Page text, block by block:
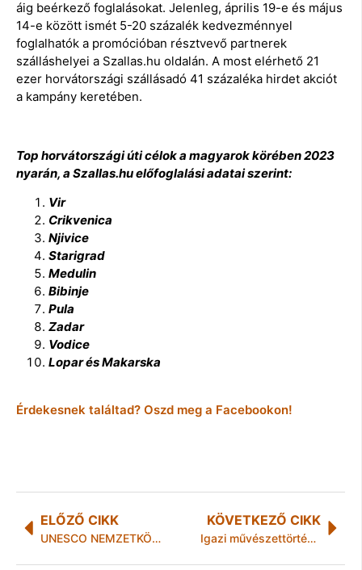
áig beérkező foglalásokat. Jelenleg, április 19-e és május
14-e között ismét 5-20 százalék kedvezménnyel
foglalhatók a promócióban résztvevő partnerek
szálláshelyei a Szallas.hu oldalán. A most elérhető 21
ezer horvátországi szállásadó 41 százaléka hirdet akciót
a kampány keretében.
Top horvátországi úti célok a magyarok körében 2023
nyarán, a Szallas.hu előfoglalási adatai szerint:
Vir
Crikvenica
Njivice
Starigrad
Medulin
Bibinje
Pula
Zadar
Vodice
Lopar és Makarska
Érdekesnek találtad? Oszd meg a Facebookon!
ELŐZŐ CIKK
UNESCO NEMZETKÖZI JAZZNAP 2023
KÖVETKEZŐ CIKK
Igazi művészettörténeti kuriózummal ünnepli Reigl Judit 100. születésnapját a Kálmán Makláry Fine Arts Galéria.